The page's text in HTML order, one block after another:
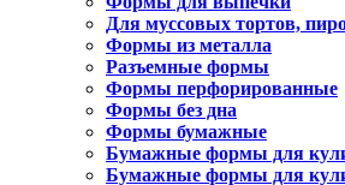
Для муссовых тортов,
Формы из металла
Разъемные формы
Формы перфорированные
Формы без дна
Формы бумажные
Бумажные формы для
Бумажные формы для